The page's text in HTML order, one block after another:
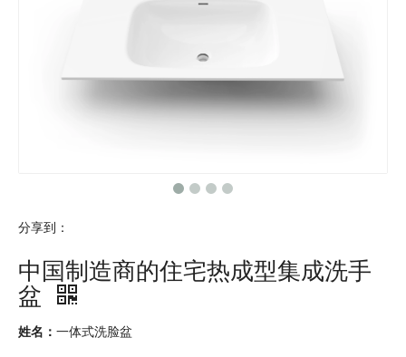
分享到：
中国制造商的住宅热成型集成洗手
盆
姓名： 一体式洗脸盆